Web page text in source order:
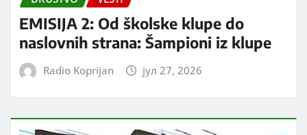
EMISIJA 2: Od školske klupe do
naslovnih strana: Šampioni iz klupe
Radio Koprijan јул 27, 2026